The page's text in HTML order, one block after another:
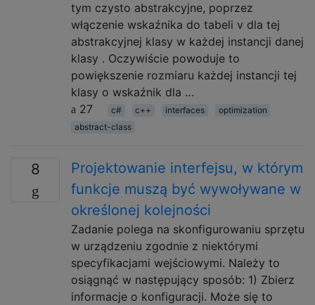
tym czysto abstrakcyjne, poprzez
włączenie wskaźnika do tabeli v dla tej
abstrakcyjnej klasy w każdej instancji danej
klasy . Oczywiście powoduje to
powiększenie rozmiaru każdej instancji tej
klasy o wskaźnik dla …
27
c# c++ interfaces
optimization
abstract-class
8
Projektowanie interfejsu, w którym
funkcje muszą być wywoływane w
określonej kolejności
Zadanie polega na skonfigurowaniu sprzętu
w urządzeniu zgodnie z niektórymi
specyfikacjami wejściowymi. Należy to
osiągnąć w następujący sposób: 1) Zbierz
informacje o konfiguracji. Może się to